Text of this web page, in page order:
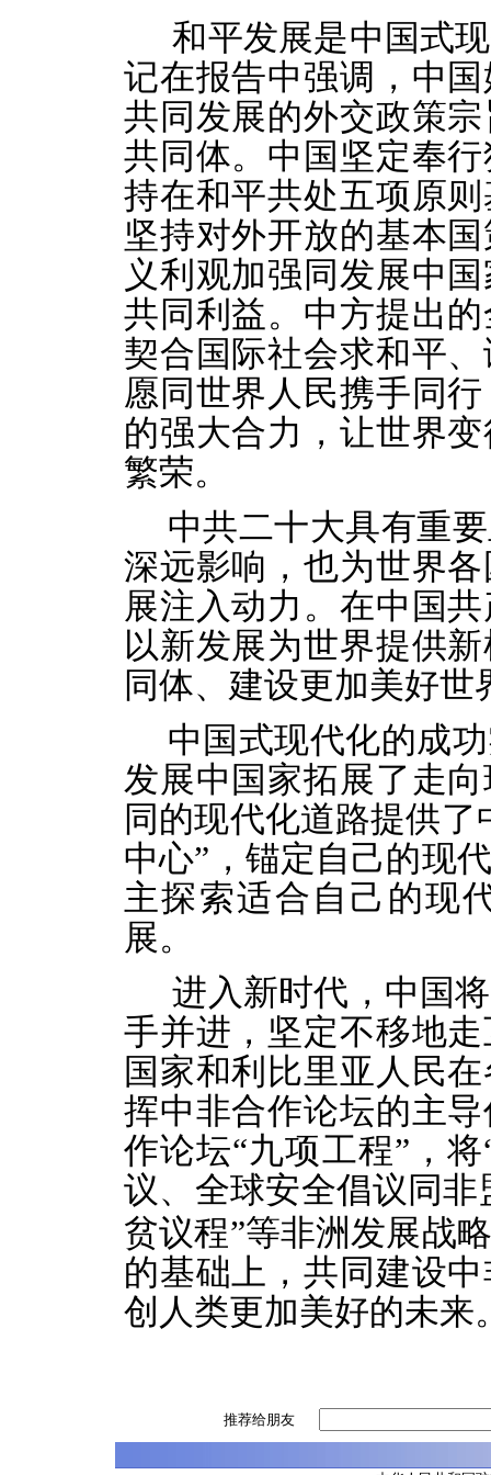
和平发展是中国式
记在报告中强调，中
共同发展的外交政策
共同体。中国坚定奉
持在和平共处五项原
坚持对外开放的基本
义利观加强同发展中
共同利益。中方提出
契合国际社会求和平
愿同世界人民携手同
的强大合力，让世界
繁荣。
中共二十大具有重
深远影响，也为世界
展注入动力。在中国
以新发展为世界提供
同体、建设更加美好世
中国式现代化的成
发展中国家拓展了走
同的现代化道路提供
中心”，锚定自己的现
主探索适合自己的现
展。
进入新时代，中国
手并进，坚定不移地
国家和利比里亚人民
挥中非合作论坛的主
作论坛“九项工程”，
议、全球安全倡议同非
贫议程”等非洲发展战
的基础上，共同建设
创人类更加美好的未来
推荐给朋友